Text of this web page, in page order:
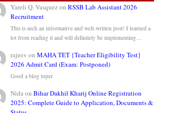
Yareli Q. VasquezonRSSB Lab Assistant 2026
Recruitment
This is such an informative and well-written post! I learned a
lot from reading it and will definitely be implementing…
rajeev onMAHA TET {Teacher Eligibility Test}
2026 Admit Card (Exam: Postponed)
Good a blog toper
NidaonBihar Dakhil Kharij Online Registration
2025: Complete Guide to Application, Documents &